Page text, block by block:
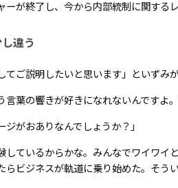
が終了し、今から内部統制に関する
違う
てご説明したいと思います」といずみ
言葉の響きが好きになれないんです
ジがおありなんでしょうか？」
しているからかな。みんなでワイワ
らビジネスが軌道に乗り始めた。そう